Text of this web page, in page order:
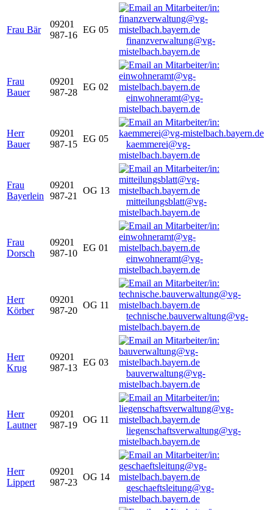
Frau Bär
09201
987-16
EG 05
finanzverwaltung@vg-
mistelbach.bayern.de
Frau
Bauer
09201
987-28
EG 02
einwohneramt@vg-
mistelbach.bayern.de
Herr
Bauer
09201
987-15
EG 05
kaemmerei@vg-
mistelbach.bayern.de
Frau
Bayerlein
09201
987-21
OG 13
mitteilungsblatt@vg-
mistelbach.bayern.de
Frau
Dorsch
09201
987-10
EG 01
einwohneramt@vg-
mistelbach.bayern.de
Herr
Körber
09201
987-20
OG 11
technische.bauverwaltung@vg-
mistelbach.bayern.de
Herr
Krug
09201
987-13
EG 03
bauverwaltung@vg-
mistelbach.bayern.de
Herr
Lautner
09201
987-19
OG 11
liegenschaftsverwaltung@vg-
mistelbach.bayern.de
Herr
Lippert
09201
987-23
OG 14
geschaeftsleitung@vg-
mistelbach.bayern.de